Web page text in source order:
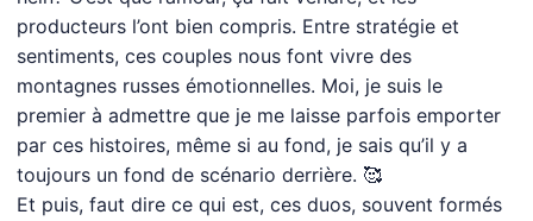
producteurs l’ont bien compris. Entre stratégie et
sentiments, ces couples nous font vivre des
montagnes russes émotionnelles. Moi, je suis le
premier à admettre que je me laisse parfois emporter
par ces histoires, même si au fond, je sais qu’il y a
toujours un fond de scénario derrière. 🥰
Et puis, faut dire ce qui est, ces duos, souvent formés